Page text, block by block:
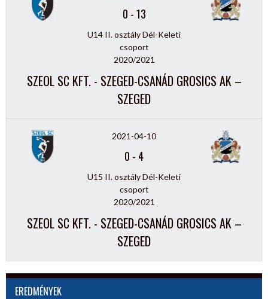
0 -13
U14 II. osztály Dél-Keleti
csoport
2020/2021
SZEOL SC KFT. - SZEGED-CSANÁD GROSICS AK –
SZEGED
2021-04-10
0 - 4
U15 II. osztály Dél-Keleti
csoport
2020/2021
SZEOL SC KFT. - SZEGED-CSANÁD GROSICS AK –
SZEGED
EREDMÉNYEK